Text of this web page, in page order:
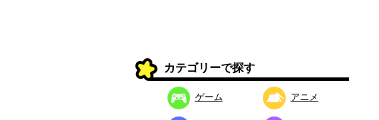
カテゴリーで探す
ゲーム アニメ